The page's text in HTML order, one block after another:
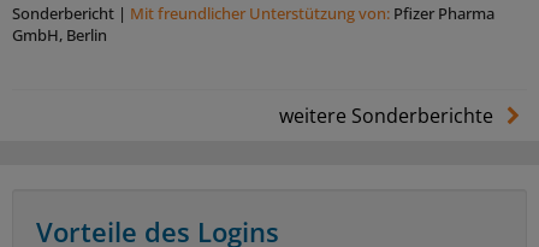
Sonderbericht | Mit freundlicher Unterstützung von: Pfizer Pharma
GmbH, Berlin
weitere Sonderberichte
Vorteile des Logins